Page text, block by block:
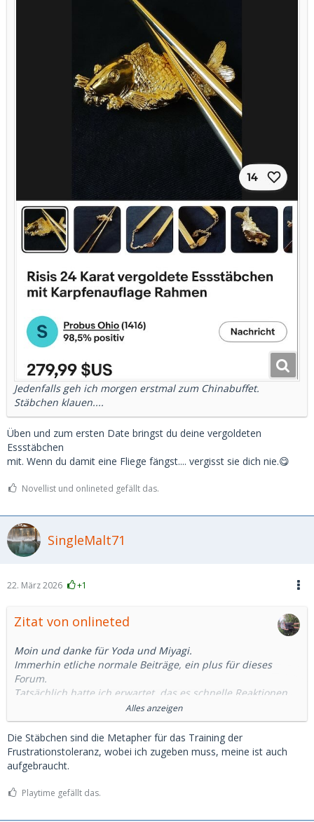
Jedenfalls geh ich morgen erstmal zum Chinabuffet.
Stäbchen klauen....
Üben und zum ersten Date bringst du deine vergoldeten
Essstäbchen
mit. Wenn du damit eine Fliege fängst.... vergisst sie dich nie.😋
Novellist und onlineted gefällt das.
SingleMalt71
22. März 2026 +1
Zitat von onlineted
Moin und danke für Yoda und Miyagi.
Immerhin etliche normale Beiträge, ein plus für dieses
Forum.
Tatsächlich hatte ich erwartet, das es schnelle Reaktionen
gibt. Wenigstens ein "Kein Interesse".
Und ich habe schon ausschließlich regional kontaktiert.
An eingeflogenen SD habe ich kein Interesse.
Und: Ich bin der, um den es sich drehen sollte, nicht das SB.
Jedenfalls ist das meine Erwartungshaltung. Wenn ich
Wenn es nur um Geld und/oder Sex geht, bin ich eh raus,
Alles anzeigen
Die Stäbchen sind die Metapher für das Training der
Frustrationstoleranz, wobei ich zugeben muss, meine ist auch
aufgebraucht.
Playtime gefällt das.